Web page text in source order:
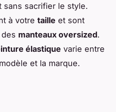
sacrifier le style.
à votre taille et sont
manteaux oversized.
élastique varie entre
et la marque.